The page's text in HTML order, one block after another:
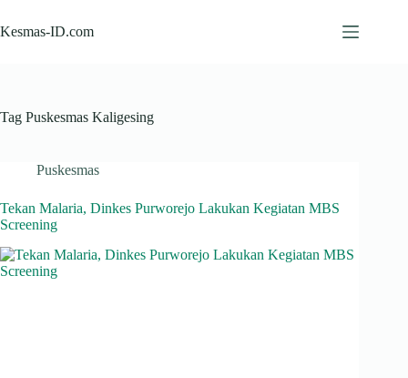
to
content
Kesmas-ID.com
Tag Puskesmas Kaligesing
Puskesmas
Tekan Malaria, Dinkes Purworejo Lakukan Kegiatan MBS
Screening